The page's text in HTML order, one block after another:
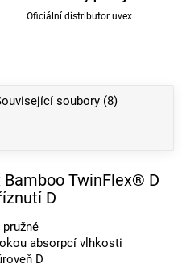
Oficiální distributor uvex
soubory (8)
TwinFlex® D
D
absorpcí vlhkosti
D